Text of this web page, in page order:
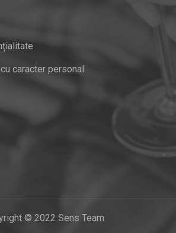
caracter personal
© 2022 Sens Team